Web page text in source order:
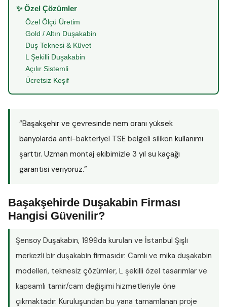
✨ Özel Çözümler
Özel Ölçü Üretim
Gold / Altın Duşakabin
Duş Teknesi & Küvet
L Şekilli Duşakabin
Açılır Sistemli
Ücretsiz Keşif
“Başakşehir ve çevresinde nem oranı yüksek
banyolarda anti-bakteriyel TSE belgeli silikon kullanımı
şarttır. Uzman montaj ekibimizle 3 yıl su kaçağı
garantisi veriyoruz.”
Başakşehirde Duşakabin Firması
Hangisi Güvenilir?
Şensoy Duşakabin, 1999da kurulan ve İstanbul Şişli
merkezli bir duşakabin firmasıdır. Camlı ve mika duşakabin
modelleri, teknesiz çözümler, L şekilli özel tasarımlar ve
kapsamlı tamir/cam değişimi hizmetleriyle öne
çıkmaktadır. Kuruluşundan bu yana tamamlanan proje